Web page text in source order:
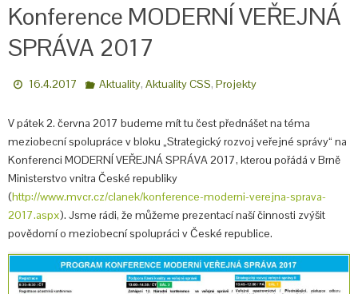
Konference MODERNÍ VEŘEJNÁ
SPRÁVA 2017
16.4.2017 Aktuality, Aktuality CSS, Projekty
V pátek 2. června 2017 budeme mít tu čest přednášet na téma
meziobecní spolupráce v bloku „Strategický rozvoj veřejné správy“ na
Konferenci MODERNÍ VEŘEJNÁ SPRÁVA 2017, kterou pořádá v Brně
Ministerstvo vnitra České republiky
(http://www.mvcr.cz/clanek/konference-moderni-verejna-sprava-
2017.aspx). Jsme rádi, že můžeme prezentací naší činnosti zvýšit
povědomí o meziobecní spolupráci v České republice.